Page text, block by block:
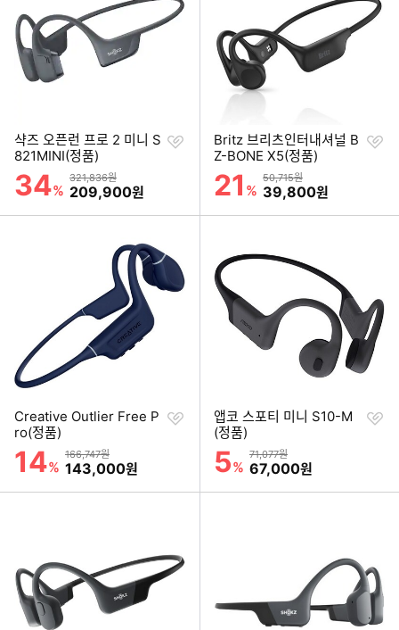
샥즈 오픈런 프로 2 미니 S
821MINI(정품)
할인률
34%
상품금액
321,836원
할인금액
209,900원
찜
Britz 브리츠인터내셔널 B
Z-BONE X5(정품)
할인률
21 %
상품금액
50,715원
할인금액
39,800원
찜
Creative Outlier Free P
ro(정품)
할인률
14%
상품금액
166,747원
할인금액
143,000원
찜
앱코 스포티 미니 S10-M
(정품)
할인률
5%
상품금액
71,077원
할인금액
67,000원
찜